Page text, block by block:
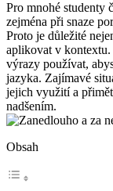
Pro mnohé studenty
zejména při snaze
Proto je důležité
aplikovat v
výrazy používat,
jazyka. Zajímavé
jejich využití a
nadšením.
Obsah